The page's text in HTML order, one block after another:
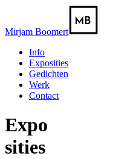
Mirjam Boomert
Info
Exposities
Gedichten
Werk
Contact
Expo
sities